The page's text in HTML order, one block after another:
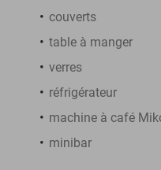
couverts
table à manger
verres
réfrigérateur
machine à café
minibar